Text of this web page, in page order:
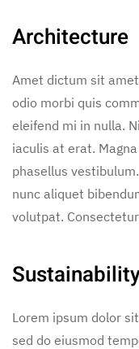
Architecture
Amet dictum sit
odio morbi quis
eleifend mi in nulla.
iaculis at erat.
phasellus
nunc aliquet
volutpat.
Lorem ipsum dolor
sed do eiusmod